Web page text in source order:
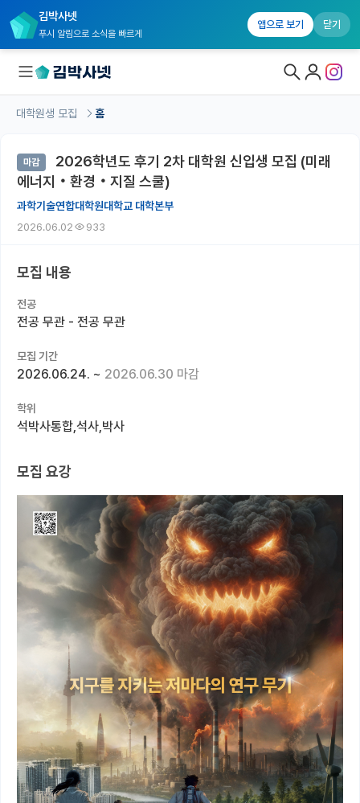
김박사넷
푸시 알림으로 소식을 빠르게
앱으로 보기 닫기
대학원생 모집 홈
기관별 모집 정보
연구실별 모집 정보
전공별 모집 정보
국내대학원 정보
연구실&오픈랩
커리어
반도체 아카데미
재팬라운지 🌸
대학원생 모집 홈
마감
2026학년도 후기 2차 대학원 신입생 모집 (미래
에너지‧환경‧지질 스쿨)
과학기술연합대학원대학교 대학본부
2026.06.02 933
모집 내용
전공
전공 무관 - 전공 무관
모집 기간
2026.06.24. ~ 2026.06.30 마감
학위
석박사통합,석사,박사
모집 요강